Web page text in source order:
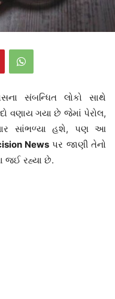
સંબન્ધિત લોકો સાથે
વણાય ગયા છે જેમાં પેરોલ,
સાંભળ્યા હશે, પણ આ
Newsપર જાણી તેનો
જઈ રહ્યા છે.